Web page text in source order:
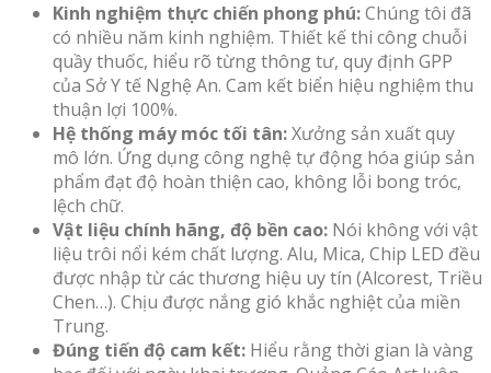
Kinh nghiệm thực chiến phong phú:Chúng tôi đã
có nhiều năm kinh nghiệm. Thiết kế thi công chuỗi
quầy thuốc, hiểu rõ từng thông tư, quy định GPP
của Sở Y tế Nghệ An. Cam kết biển hiệu nghiệm thu
thuận lợi 100%.
Hệ thống máy móc tối tân:Xưởng sản xuất quy
mô lớn. Ứng dụng công nghệ tự động hóa giúp sản
phẩm đạt độ hoàn thiện cao, không lỗi bong tróc,
lệch chữ.
Vật liệu chính hãng, độ bền cao: Nói không với vật
liệu trôi nổi kém chất lượng. Alu, Mica, Chip LED đều
được nhập từ các thương hiệu uy tín (Alcorest, Triều
Chen…). Chịu được nắng gió khắc nghiệt của miền
Trung.
Đúng tiến độ cam kết: Hiểu rằng thời gian là vàng